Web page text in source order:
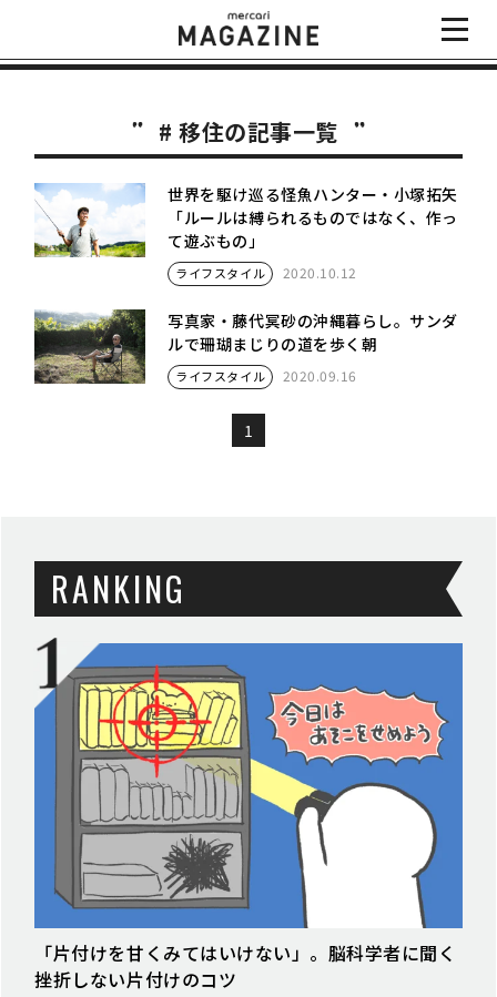
# 移住の記事一覧
世界を駆け巡る怪魚ハンター・小塚拓矢
「ルールは縛られるものではなく、作っ
て遊ぶもの」
ライフスタイル 2020.10.12
写真家・藤代冥砂の沖縄暮らし。サンダ
ルで珊瑚まじりの道を歩く朝
ライフスタイル 2020.09.16
1
RANKING
「片付けを甘くみてはいけない」。脳科学者に聞く
挫折しない片付けのコツ